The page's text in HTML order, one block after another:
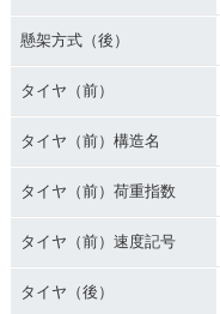
懸架方式（後）
タイヤ（前）
タイヤ（前）構造名
タイヤ（前）荷重指数
タイヤ（前）速度記号
タイヤ（後）